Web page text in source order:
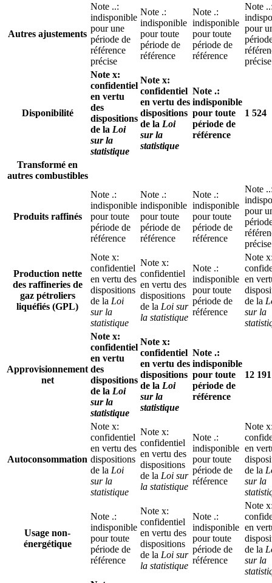
Autres ajustements
Note ..:
indisponible
pour une
période de
référence
précise
Note .:
indisponible
pour toute
période de
référence
Note .:
indisponible
pour toute
période de
référence
Note ..
pour
précise
Disponibilité
Note x:
confidentiel
en vertu
des
dispositions
de la Loi
sur la
statistique
Note x:
confidentiel
en vertu des
dispositions
de la Loi
sur la
statistique
Note .:
indisponible
pour toute
période de
référence
1 524
Transformé en
autres combustibles
Produits raffinés
Note .:
indisponible
pour toute
période de
référence
Note .:
indisponible
pour toute
période de
référence
Note .:
indisponible
pour toute
période de
référence
Note ..
pour
précise
Production nette
des raffineries de
gaz pétroliers
liquéfiés (GPL)
Note x:
confidentiel
en vertu des
dispositions
de la Loi
sur la
statistique
Note x:
confidentiel
en vertu des
dispositions
de la Loi sur
la statistique
Note .:
indisponible
pour toute
période de
référence
Note x
en
de la
sur la
Approvisionnement
net
Note x:
confidentiel
en vertu
des
dispositions
de la Loi
sur la
statistique
Note x:
confidentiel
en vertu des
dispositions
de la Loi
sur la
statistique
Note .:
indisponible
pour toute
période de
référence
12 191
Autoconsommation
Note x:
confidentiel
en vertu des
dispositions
de la Loi
sur la
statistique
Note x:
confidentiel
en vertu des
dispositions
de la Loi sur
la statistique
Note .:
indisponible
pour toute
période de
référence
Note x
en
de la
sur la
Usage non-
énergétique
Note .:
indisponible
pour toute
période de
référence
Note x:
confidentiel
en vertu des
dispositions
de la Loi sur
la statistique
Note .:
indisponible
pour toute
période de
référence
Note x
en
de la
sur la